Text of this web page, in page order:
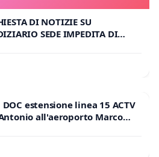
DI NOTIZIE SU
SEDE IMPEDITA DI
estensione linea 15 ACTV
all'aeroporto Marco